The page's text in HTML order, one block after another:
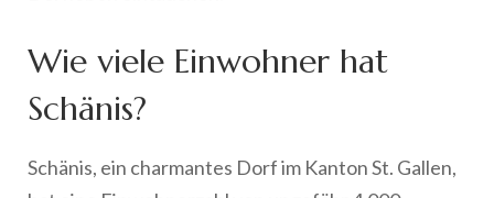
Wie viele Einwohner hat
Schänis?
Schänis, ein charmantes Dorf im Kanton St. Gallen,